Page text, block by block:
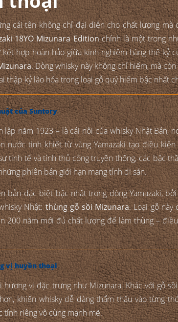
cái tên không chỉ đại diện cho chất lượng mà
18YO Mizunara Editionchính là một trong
hợp hoàn hảo giữa kinh nghiệm hàng thế kỷ
. Dòng whisky này không chỉ hiếm, mà
thập kỷ lão hóa trong loại gỗ quý hiếm bậc nhất
của Suntory
lập năm 1923 – là cái nôi của whisky Nhật Bản,
nước tinh khiết từ vùng Yamazaki tạo điều
tinh tế và tính thủ công truyền thống, các bậc
phiên bản giới hạn mang tính di sản.
bản đặc biệt bậc nhất trong dòng Yamazaki,
Nhật:thùng gỗ sồi Mizunara. Loại gỗ này
200 năm mới đủ chất lượng để làm thùng –
vị huyền thoại
vị đặc trưng như Mizunara. Khác với gỗ
khiến whisky dễ dàng thẩm thấu vào từng
tính riêng vô cùng mạnh mẽ.